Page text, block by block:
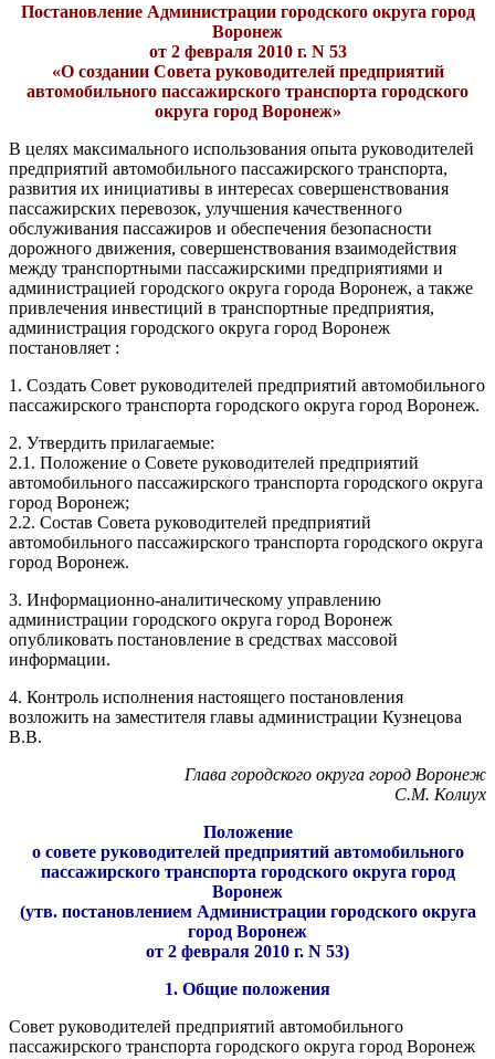
Постановление Администрации городского округа город
Воронеж
от 2 февраля 2010 г. N 53
«О создании Совета руководителей предприятий
автомобильного пассажирского транспорта городского
округа город Воронеж»
В целях максимального использования опыта руководителей
предприятий автомобильного пассажирского транспорта,
развития их инициативы в интересах совершенствования
пассажирских перевозок, улучшения качественного
обслуживания пассажиров и обеспечения безопасности
дорожного движения, совершенствования взаимодействия
между транспортными пассажирскими предприятиями и
администрацией городского округа города Воронеж, а также
привлечения инвестиций в транспортные предприятия,
администрация городского округа город Воронеж
постановляет :
1. Создать Совет руководителей предприятий автомобильного
пассажирского транспорта городского округа город Воронеж.
2. Утвердить прилагаемые:
2.1. Положение о Совете руководителей предприятий
автомобильного пассажирского транспорта городского округа
город Воронеж;
2.2. Состав Совета руководителей предприятий
автомобильного пассажирского транспорта городского округа
город Воронеж.
3. Информационно-аналитическому управлению
администрации городского округа город Воронеж
опубликовать постановление в средствах массовой
информации.
4. Контроль исполнения настоящего постановления
возложить на заместителя главы администрации Кузнецова
В.В.
Глава городского округа город Воронеж
С.М. Колиух
Положение
о совете руководителей предприятий автомобильного
пассажирского транспорта городского округа город
Воронеж
(утв. постановлением Администрации городского округа
город Воронеж
от 2 февраля 2010 г. N 53)
1. Общие положения
Совет руководителей предприятий автомобильного
пассажирского транспорта городского округа город Воронеж